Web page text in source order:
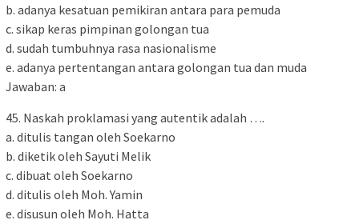
b. adanya kesatuan pemikiran antara para pemuda
c. sikap keras pimpinan golongan tua
d. sudah tumbuhnya rasa nasionalisme
e. adanya pertentangan antara golongan tua dan muda
Jawaban: a
45. Naskah proklamasi yang autentik adalah ….
a. ditulis tangan oleh Soekarno
b. diketik oleh Sayuti Melik
c. dibuat oleh Soekarno
d. ditulis oleh Moh. Yamin
e. disusun oleh Moh. Hatta